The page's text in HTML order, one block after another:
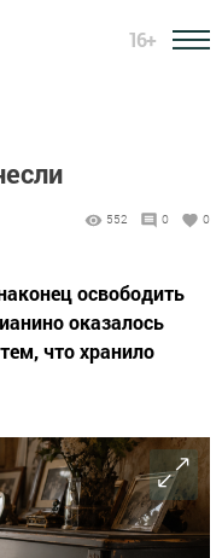
16+
552 0 0
освободить
оказалось
что хранило